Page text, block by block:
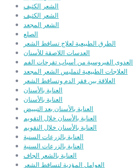
الشعر الكثيف
الشعر الكثيف
الشعر المجعد
الصلع
الطرق الطبيعية لعلاج تساقط الشعر
العدسات اللاصقة للأسنان
العدوى الفيروسية من أسباب تقرحات الفم
العلاجات الطبيعية لتمليس الشعر المجعد
العلاقة بين فقر الدم وتساقط الشعر
العناية بالأسنان
العناية بالأسنان
العناية بالأسنان بعد التبييض
العناية بالأسنان خلال التقويم
العناية بالأسنان خلال التقويم
العناية بالزرعات السنية
العناية بالزرعات السنية
العناية بالشعر الجاف
العوامل المؤدية لتساقط الشعر